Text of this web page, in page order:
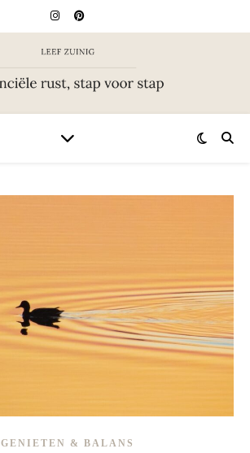
GENIETEN & BALANS